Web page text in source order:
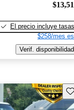
El precio incluye tasas
$258/mes
Verif. disponibilidad